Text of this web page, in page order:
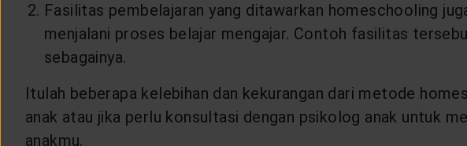
Fasilitas pembelajaran yang ditawarkan homeschooling
menjalani proses belajar mengajar. Contoh fasilitas
sebagainya.
Itulah beberapa kelebihan dan kekurangan dari metode
anak atau jika perlu konsultasi dengan psikolog anak untuk
anakmu.